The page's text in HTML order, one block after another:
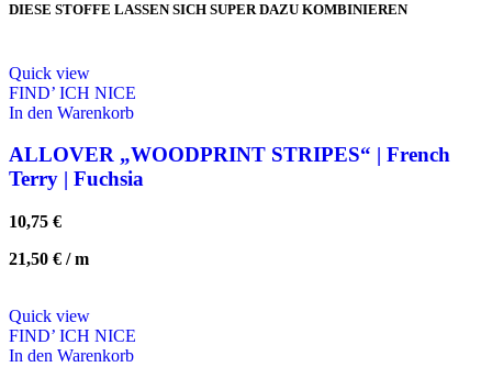
DIESE STOFFE LASSEN SICH SUPER DAZU KOMBINIEREN
Quick view
FIND’ ICH NICE
In den Warenkorb
ALLOVER „WOODPRINT STRIPES“ | French
Terry | Fuchsia
10,75 €
21,50 € /m
Quick view
FIND’ ICH NICE
In den Warenkorb